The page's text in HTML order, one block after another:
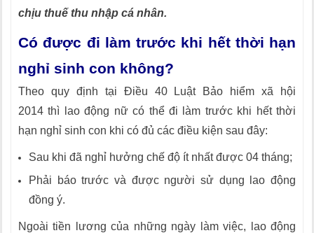
chịu thuế thu nhập cá nhân.
Có được đi làm trước khi hết thời hạn
nghỉ sinh con không?
Theo quy định tại Điều 40 Luật Bảo hiểm xã hội
2014 thì lao động nữ có thể đi làm trước khi hết thời
hạn nghỉ sinh con khi có đủ các điều kiện sau đây:
Sau khi đã nghỉ hưởng chế độ ít nhất được 04 tháng;
Phải báo trước và được người sử dụng lao động
đồng ý.
Ngoài tiền lương của những ngày làm việc, lao động